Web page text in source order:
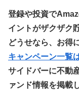
登録や投資で
イントがザクザク
どうせなら、お得
キャンペーン一覧
サイドバーに不動
ァンド情報を掲載